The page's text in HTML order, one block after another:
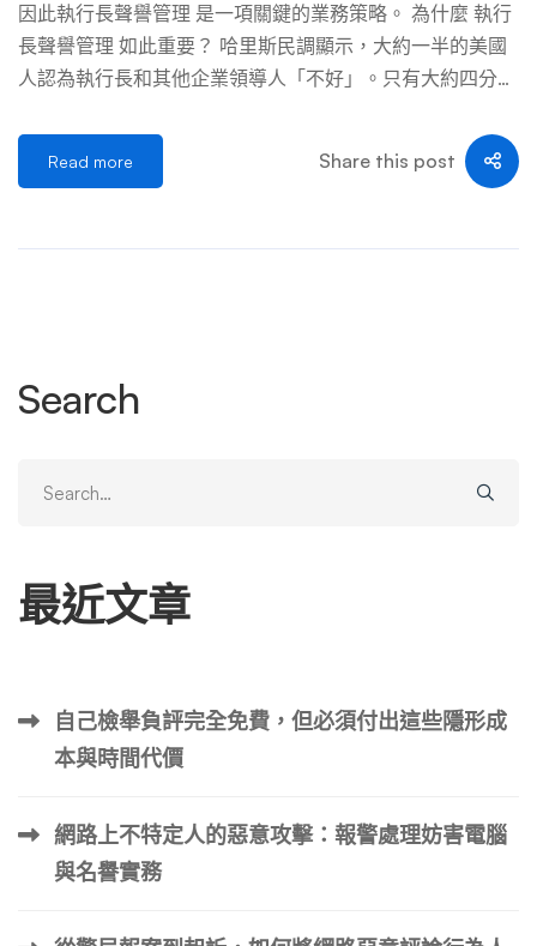
因此執行長聲譽管理 是一項關鍵的業務策略。 為什麼 執行
長聲譽管理 如此重要？ 哈里斯民調顯示，大約一半的美國
人認為執行長和其他企業領導人「不好」。只有大約四分之
望他們的執行長道德高尚、值得信賴，但人們認為他們中的
許多人並不符合要求。 以下是企業應該關注這項統計數據
的首席執行官聲譽可以對股價產生積極影響。然而，當執行
體報導 如果執行長受到負面報導，那麼公司 也更有可能受
募 員工在決定是否申請工作或接受工作機會時也會考慮公
司和執行長的聲譽。在最近的一項調查中， 55% 的求職者
今，任何擁有電腦的人都可以在社群媒體網站或透過自己的
部落格分享對執行長的看法。一旦被分享，這種觀點就會
《紐約時報》等傳統媒體的採訪也會出現在網路上，並且可
以輕鬆分享。 CEO不能再保持低調了。 另一個因素是「資
料抓取」的做法。電腦「機器人」掃描互聯網並收集首席執
Read more Share this post
Search
for:
最近文章
自己檢舉負評完全免費，但必須付出這些隱形成
本與時間代價
網路上不特定人的惡意攻擊：報警處理妨害電腦
與名譽實務